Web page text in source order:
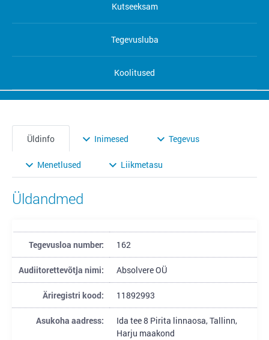
Kutseeksam
Tegevusluba
Koolitused
Üldinfo Inimesed Tegevus
Menetlused Liikmetasu
Üldandmed
Tegevusloa number: 162
Audiitorettevõtja nimi: Absolvere OÜ
Äriregistri kood: 11892993
Asukoha aadress:
Ida tee 8 Pirita linnaosa, Tallinn,
Harju maakond